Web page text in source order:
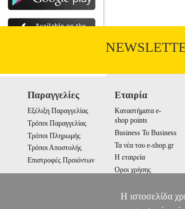
Παραγγελίες
Εξέλιξη Παραγγελίας
Τρόποι Παραγγελίας
Τρόποι Πληρωμής
Τρόποι Αποστολής
Επιστροφές Προιόντων
Εταιρία
Καταστήματα e-
shop points
Business To Business
Τα νέα του e-shop.gr
Η εταιρεία
Οροι χρήσης
Η ιστοσελίδα